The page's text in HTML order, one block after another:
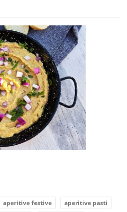
aperitive festive
aperitive pasti